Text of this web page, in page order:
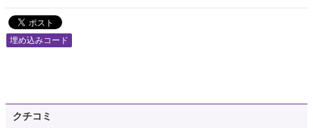
埋め込みコード
クチコミ